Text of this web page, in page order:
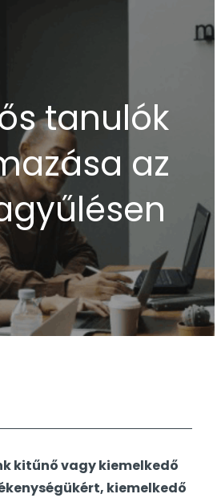
tanulók
az
kitűnő vagy kiemelkedő
kiemelkedő